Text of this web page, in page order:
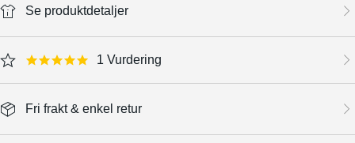
Se produktdetaljer
5.0 star rating 1 Vurdering
Fri frakt & enkel retur